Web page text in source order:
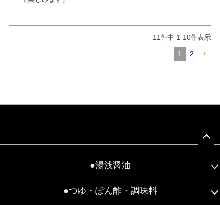
11件中 1-10件表示
1 2
●湯浅醤油
●つゆ・ぽん酢・調味料